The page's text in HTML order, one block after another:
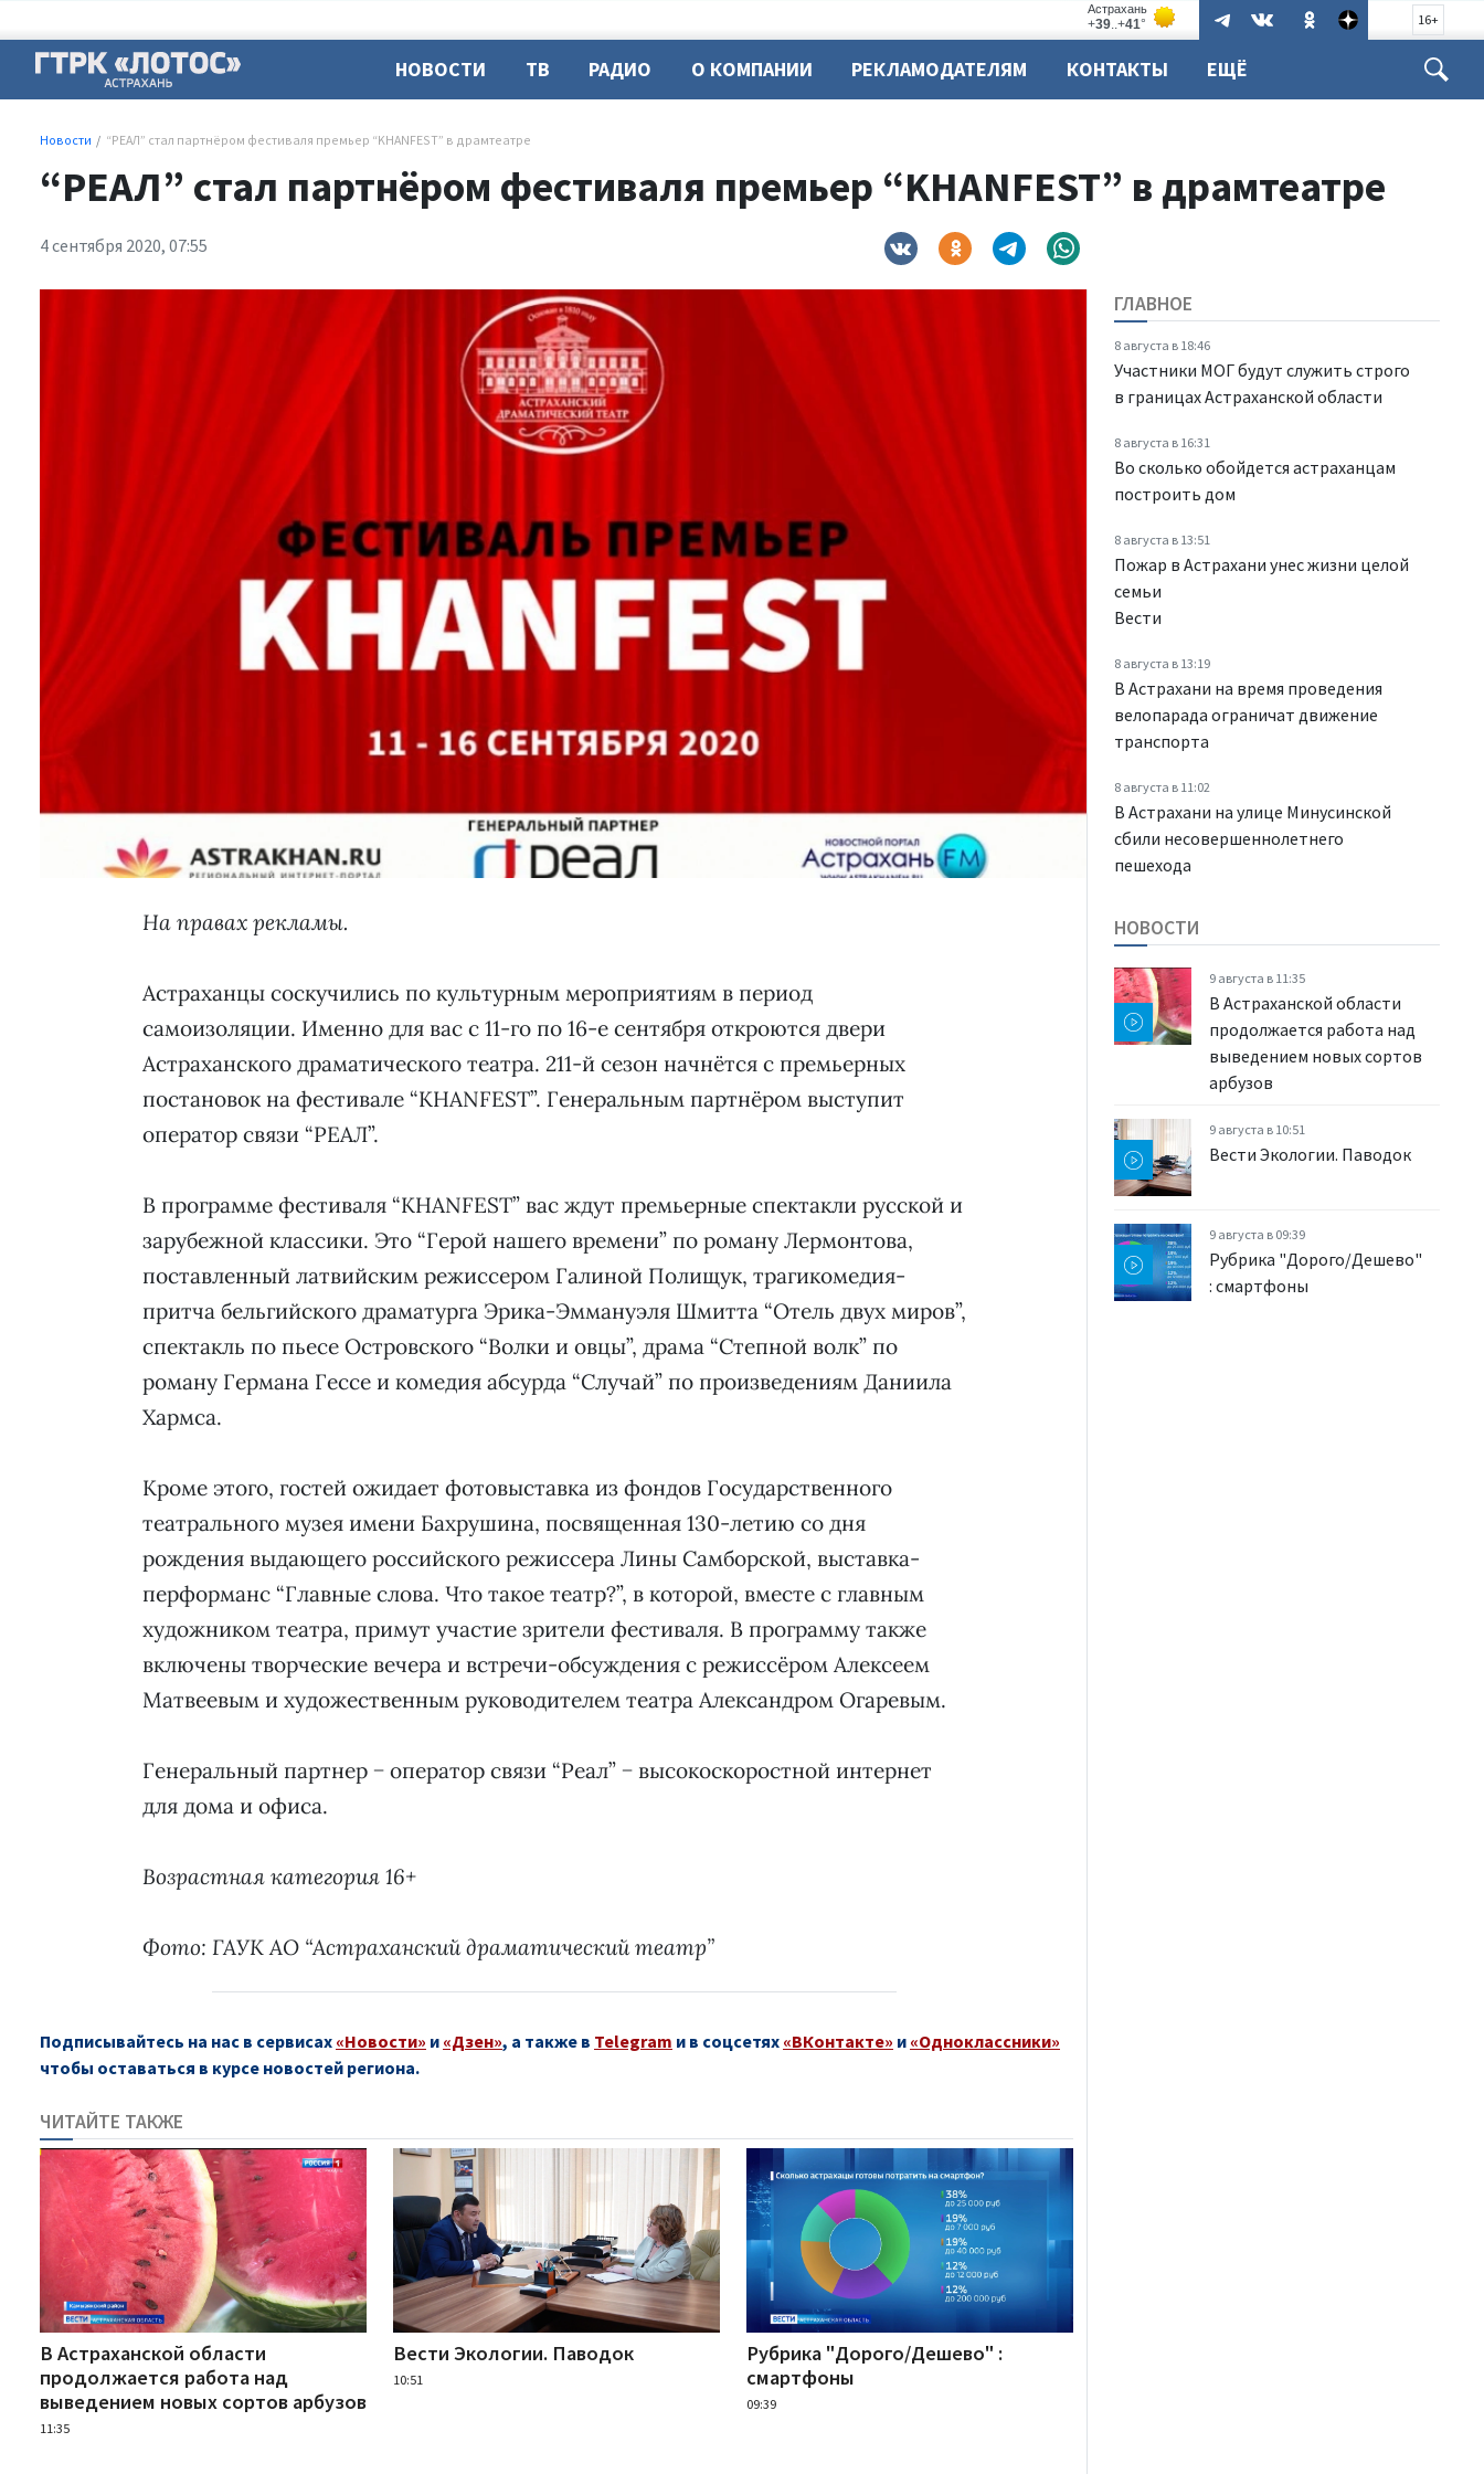
16+
НОВОСТИ ТВ РАДИО О КОМПАНИИ РЕКЛАМОДАТЕЛЯМ КОНТАКТЫ ЕЩЁ
Новости “РЕАЛ” стал партнёром фестиваля премьер “KHANFEST” в драмтеатре
“РЕАЛ” стал партнёром фестиваля премьер “KHANFEST” в драмтеатре
4 сентября 2020, 07:55
ГЛАВНОЕ
8 августа в 18:46
Участники МОГ будут служить строго
в границах Астраханской области
8 августа в 16:31
Во сколько обойдется астраханцам
построить дом
8 августа в 13:51
Пожар в Астрахани унес жизни целой
семьи
Вести
8 августа в 13:19
В Астрахани на время проведения
велопарада ограничат движение
транспорта
8 августа в 11:02
В Астрахани на улице Минусинской
сбили несовершеннолетнего
пешехода
На правах рекламы.
Астраханцы соскучились по культурным мероприятиям в период
самоизоляции. Именно для вас с 11-го по 16-е сентября откроются двери
Астраханского драматического театра. 211-й сезон начнётся с премьерных
постановок на фестивале “KHANFEST”. Генеральным партнёром выступит
оператор связи “РЕАЛ”.
В программе фестиваля “KHANFEST” вас ждут премьерные спектакли русской и
зарубежной классики. Это “Герой нашего времени” по роману Лермонтова,
поставленный латвийским режиссером Галиной Полищук, трагикомедия-
притча бельгийского драматурга Эрика-Эммануэля Шмитта “Отель двух миров”,
спектакль по пьесе Островского “Волки и овцы”, драма “Степной волк” по
роману Германа Гессе и комедия абсурда “Случай” по произведениям Даниила
Хармса.
Кроме этого, гостей ожидает фотовыставка из фондов Государственного
театрального музея имени Бахрушина, посвященная 130-летию со дня
рождения выдающего российского режиссера Лины Самборской, выставка-
перформанс “Главные слова. Что такое театр?”, в которой, вместе с главным
художником театра, примут участие зрители фестиваля. В программу также
включены творческие вечера и встречи-обсуждения с режиссёром Алексеем
Матвеевым и художественным руководителем театра Александром Огаревым.
Генеральный партнер − оператор связи “Реал” − высокоскоростной интернет
для дома и офиса.
Возрастная категория 16+
Фото: ГАУК АО “Астраханский драматический театр”
Подписывайтесь на нас в сервисах «Новости» и «Дзен», а также в Telegram и в соцсетях «ВКонтакте» и «Одноклассники»
чтобы оставаться в курсе новостей региона.
ЧИТАЙТЕ ТАКЖЕ
В Астраханской области
продолжается работа над
выведением новых сортов арбузов
11:35
Вести Экологии. Паводок
10:51
Рубрика "Дорого/Дешево" :
смартфоны
09:39
НОВОСТИ
9 августа в 11:35
В Астраханской области
продолжается работа над
выведением новых сортов
арбузов
9 августа в 10:51
Вести Экологии. Паводок
9 августа в 09:39
Рубрика "Дорого/Дешево"
: смартфоны